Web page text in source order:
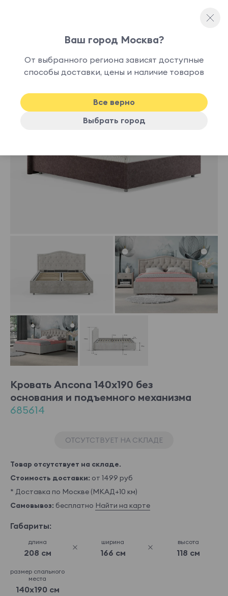
наличии
Кровать Ancona 140x190 без
основания и подъемного механизма
685614
ОТСУТСТВУЕТ НА СКЛАДЕ
Товар отсутствует на складе.
Стоимость доставки: от 1499 руб
* Доставка по Москве (МКАД+10 км)
Самовывоз: бесплатно Найти на карте
Габариты:
длина
208 см
ширина
166 см
высота
118 см
размер спального
места
140x190 см
Ваш город Москва?
От выбранного региона зависят доступные
способы доставки, цены и наличие товаров
Все верно
Выбрать город